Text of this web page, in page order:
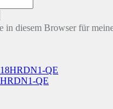
diesem Browser für
QE